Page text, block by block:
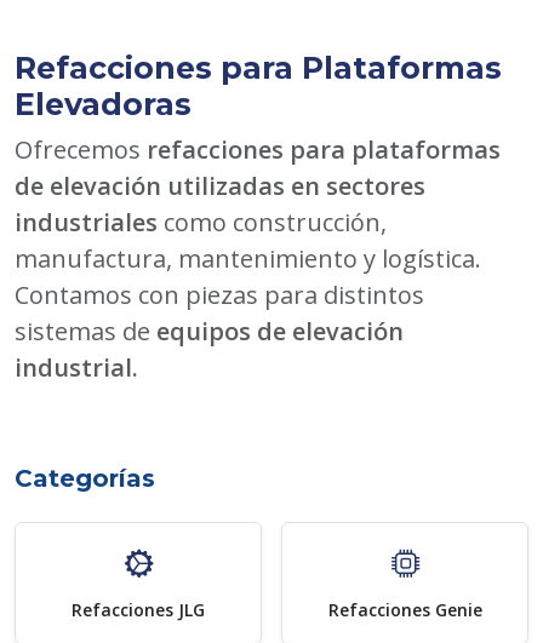
Refacciones para Plataformas
Elevadoras
Ofrecemos refacciones para plataformas
de elevación utilizadas en sectores
industriales como construcción,
manufactura, mantenimiento y logística.
Contamos con piezas para distintos
sistemas de equipos de elevación
industrial.
Categorías
Refacciones JLG Refacciones Genie